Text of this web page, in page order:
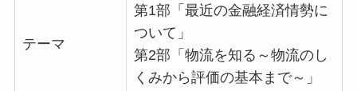
テーマ
第1部「最近の金融経済情勢に
ついて」
第2部「物流を知る～物流のし
くみから評価の基本まで～」